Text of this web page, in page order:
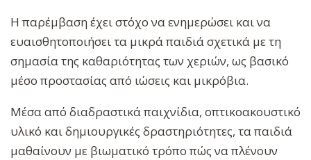
Η παρέμβαση έχει στόχο να ενημερώσει και να
ευαισθητοποιήσει τα μικρά παιδιά σχετικά με τη
σημασία της καθαριότητας των χεριών, ως βασικό
μέσο προστασίας από ιώσεις και μικρόβια.
Μέσα από διαδραστικά παιχνίδια, οπτικοακουστικό
υλικό και δημιουργικές δραστηριότητες, τα παιδιά
μαθαίνουν με βιωματικό τρόπο πώς να πλένουν